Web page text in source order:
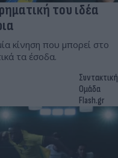
του ιδέα
κίνηση που μπορεί στο
τα έσοδα.
Συντακτική
Ομάδα
Flash.gr